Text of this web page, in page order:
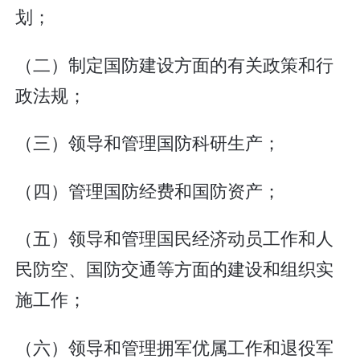
划；
（二）制定国防建设方面的有关政策和行
政法规；
（三）领导和管理国防科研生产；
（四）管理国防经费和国防资产；
（五）领导和管理国民经济动员工作和人
民防空、国防交通等方面的建设和组织实
施工作；
（六）领导和管理拥军优属工作和退役军